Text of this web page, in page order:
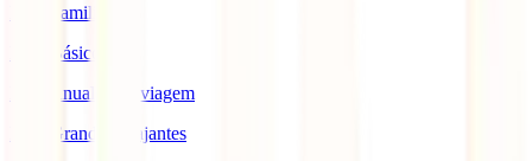
IATI Familia
IATI Básico
IATI Anual Multiviagem
IATI Grandes Viajantes